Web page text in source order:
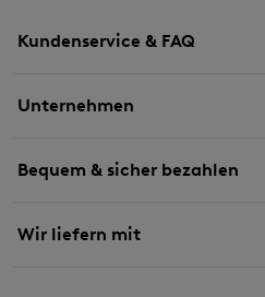
Kundenservice & FAQ
Unternehmen
Bequem & sicher bezahlen
Wir liefern mit